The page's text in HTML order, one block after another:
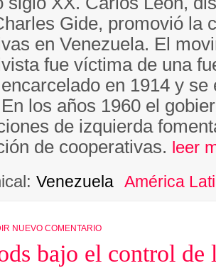
Gide, promovió la
en Venezuela. El
fue víctima de una
en 1914 y
los años 1960 el
de izquierda
de cooperativas. leer
Venezuela América
NUEVO COMENTARIO
bajo el control de